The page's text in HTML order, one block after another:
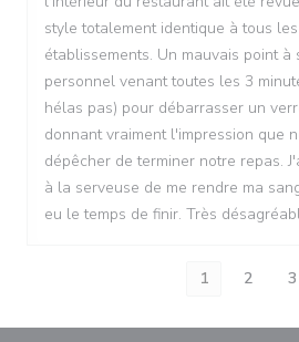
style totalement identique à tous
établissements. Un mauvais point à
personnel venant toutes les 3
hélas pas) pour débarrasser un
donnant vraiment l'impression que
dépêcher de terminer notre repas.
à la serveuse de me rendre ma
eu le temps de finir. Très
1 2 3